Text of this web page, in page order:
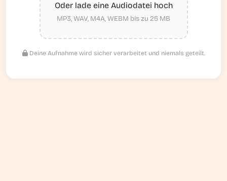
Oder lade eine Audiodatei hoch
MP3, WAV, M4A, WEBM bis zu 25 MB
Deine Aufnahme wird sicher verarbeitet und niemals geteilt.